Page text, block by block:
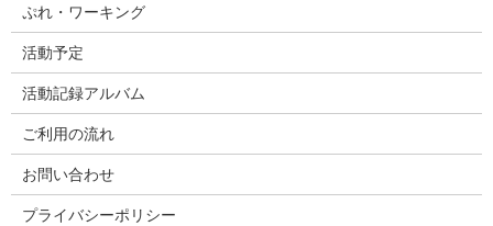
ぷれ・ワーキング
活動予定
活動記録アルバム
ご利用の流れ
お問い合わせ
プライバシーポリシー